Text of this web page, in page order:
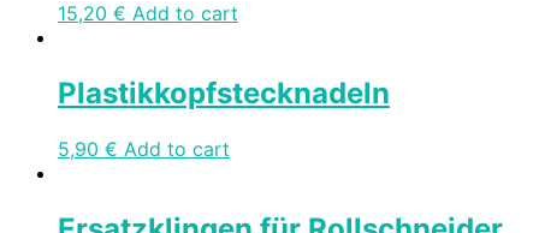
15,20 € Add to cart
Plastikkopfstecknadeln
5,90 € Add to cart